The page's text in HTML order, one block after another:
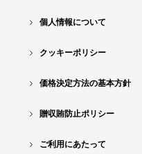
個人情報について
クッキーポリシー
価格決定方法の基本方針
贈収賄防止ポリシー
ご利用にあたって